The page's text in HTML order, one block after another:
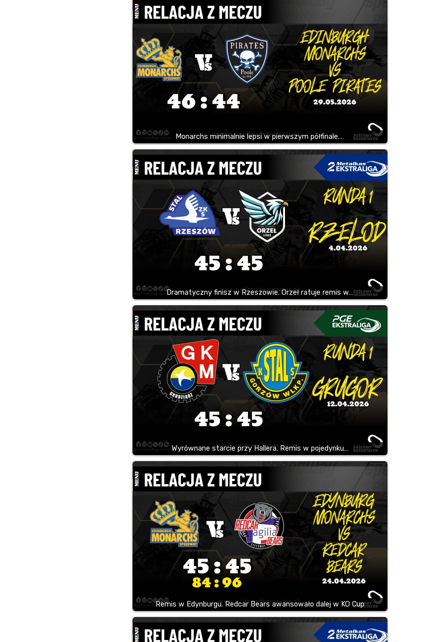
Monarchs minimalnie lepsi w pierwszym półfinale.…
Dramatyczny finisz w Rzeszowie. Orzeł ratuje remis w…
Wyrównane starcie przy Hallera. Remis w pojedynku…
Remis w Edynburgu. Redcar Bears awansowało dalej w KO Cup